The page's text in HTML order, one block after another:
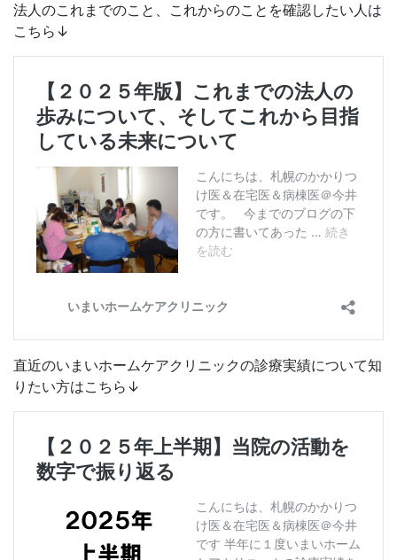
法人のこれまでのこと、これからのことを確認したい人は
こちら↓
直近のいまいホームケアクリニックの診療実績について知
りたい方はこちら↓